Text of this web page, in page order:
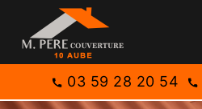
03 59 28 20 54